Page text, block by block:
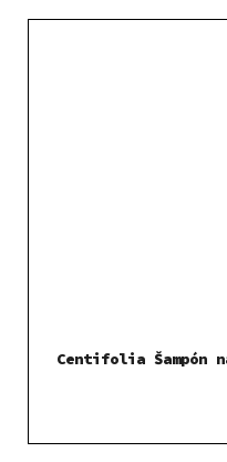
Centifolia Šampón